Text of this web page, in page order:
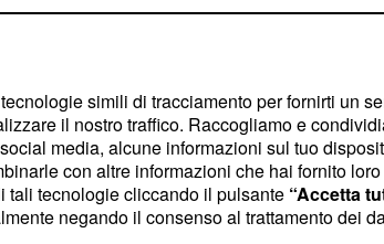
nel ciclismo
ormai da anninel mondo del
corridore abbia utilizzato un
o nelle ruote dellaBicicletta
simili di tracciamento per fornirti un
il nostro traffico. Raccogliamo e
media, alcune informazioni sul tuo
con altre informazioni che hai fornito
tali tecnologie cliccando il pulsante “Accetta
negando il consenso al trattamento dei